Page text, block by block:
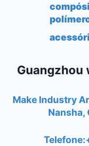
Guangzhou
Make Industry
Nansha,